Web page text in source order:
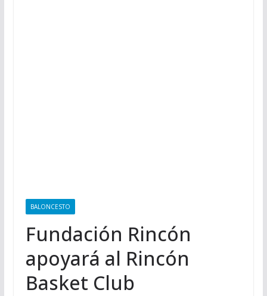
BALONCESTO
Fundación Rincón
apoyará al Rincón
Basket Club